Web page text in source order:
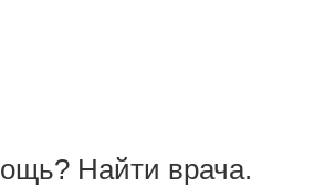
Найти врача.